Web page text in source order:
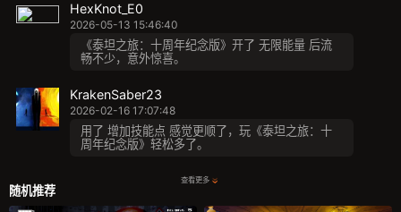
HexKnot_E0
2026-05-13 15:46:40
《泰坦之旅：十周年纪念版》开了 无限能量 后流
畅不少，意外惊喜。
KrakenSaber23
2026-02-16 17:07:48
用了 增加技能点 感觉更顺了，玩《泰坦之旅：十
周年纪念版》轻松多了。
查看更多
随机推荐